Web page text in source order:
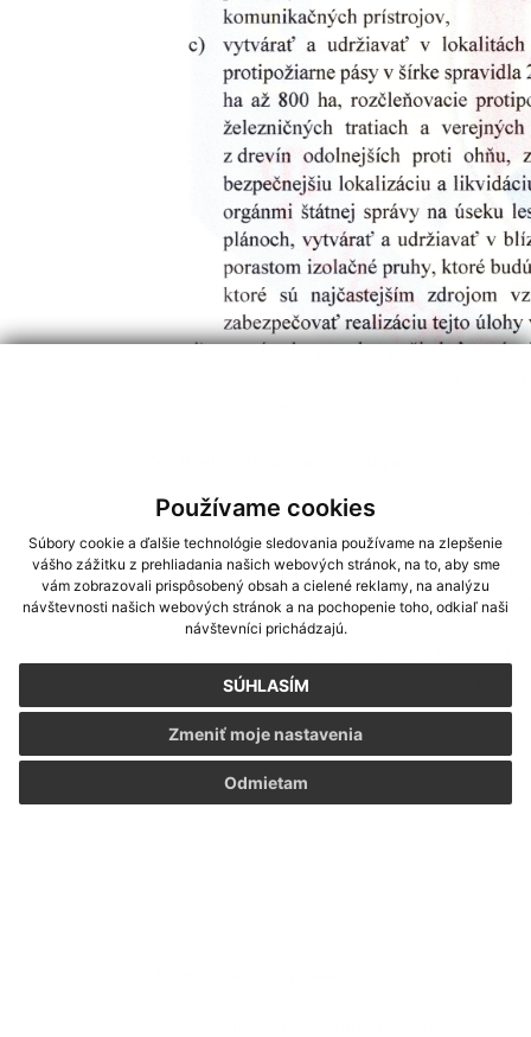
Používame cookies
Súbory cookie a ďalšie technológie sledovania používame na zlepšenie
vášho zážitku z prehliadania našich webových stránok, na to, aby sme
vám zobrazovali prispôsobený obsah a cielené reklamy, na analýzu
návštevnosti našich webových stránok a na pochopenie toho, odkiaľ naši
návštevníci prichádzajú.
SÚHLASÍM
Odmietam
Zmeniť moje nastavenia